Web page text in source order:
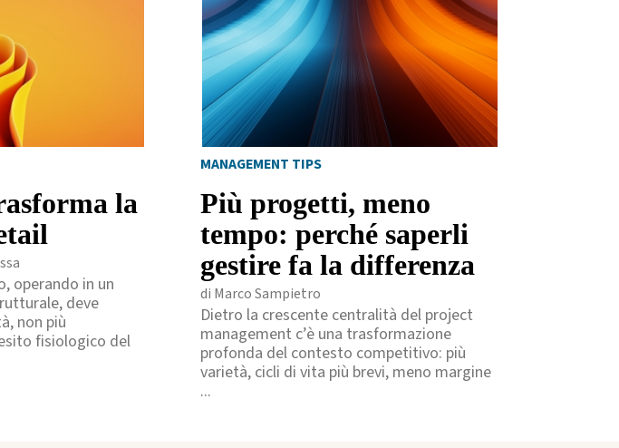
la
operando in un
deve
non più
fisiologico del
MANAGEMENT TIPS
Più progetti, meno
tempo: perché saperli
gestire fa la differenza
di Marco Sampietro
Dietro la crescente centralità del project
management c’è una trasformazione
profonda del contesto competitivo: più
varietà, cicli di vita più brevi, meno margine
...